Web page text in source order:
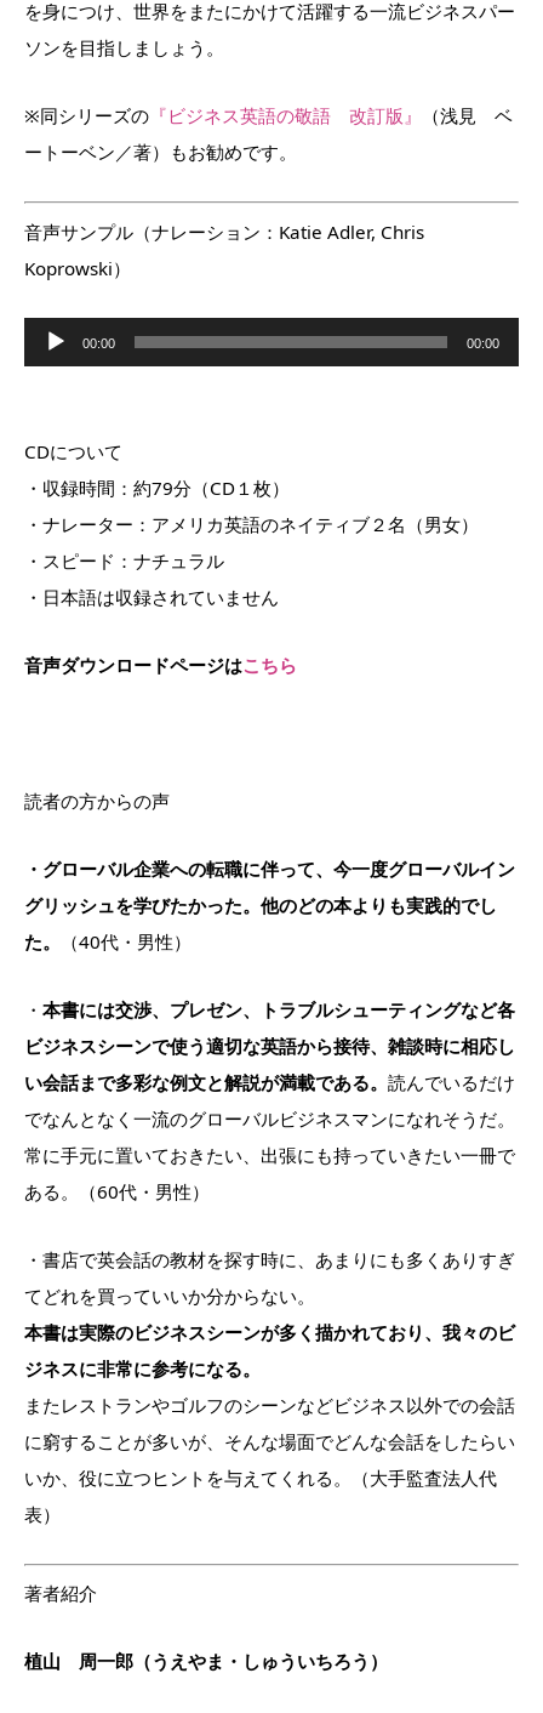
を身につけ、世界をまたにかけて活躍する一流ビジネスパー
ソンを目指しましょう。
※同シリーズの 『ビジネス英語の敬語 改訂版』
（浅見 ベ
ートーベン／著）もお勧めです。
音声サンプル（ナレーション： Katie Adler, Chris
Koprowski）
音
プ
00:00 00:00
CDについて
・収録時間：約79分（CD １枚）
・ナレーター：アメリカ英語のネイティブ２名（男女）
・スピード：ナチュラル
・日本語は収録されていません
音声ダウンロードページはこちら
読者の方からの声
・グローバル企業への転職に伴って、 今一度グローバルイン
グリッシュを学びたかった。他のどの本よりも実践的でし
た。
（40代・男性）
・ 本書には交渉、プレゼン、トラブルシューティングなど各
ビジネスシーンで使う適切な英語から接待、雑談時に相応し
い会話まで多彩な例文と解説が満載である。 読んでいるだけ
でなんとなく一流のグローバルビジネスマンになれそうだ。
常に手元に置いておきたい、出張にも持っていきたい一冊で
ある。（60代・男性）
・書店で英会話の教材を探す時に、あまりにも多くありすぎ
てどれを買っていいか分からない。
本書は実際のビジネスシーンが多く描かれており、我々のビ
ジネスに非常に参考になる。
またレストランやゴルフのシーンなどビジネス以外での会話
に窮することが多いが、そんな場面でどんな会話をしたらい
いか、役に立つヒントを与えてくれる。（大手監査法人代
表）
著者紹介
植山 周一郎（うえやま・しゅういちろう）